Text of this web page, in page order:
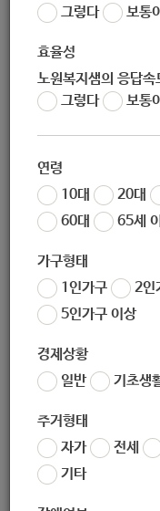
그렇다
보통
효율성
노원복지샘의 응답
그렇다
보통
연령
10대
20대
60대
65세
가구형태
1인가구
2인
5인가구 이상
경제상황
일반
기초생
주거형태
자가
전세
기타
2019년 가사간병방문지
지침
작성자 노원 복지샘
255
1.25__2019년_가사·간
2019년 건강검진사업 안내